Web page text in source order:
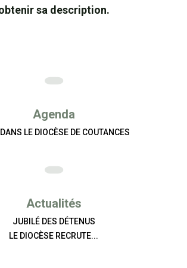
sa description.
Agenda
LE DIOCÈSE DE COUTANCES
Actualités
JUBILÉ DES DÉTENUS
LE DIOCÈSE RECRUTE...